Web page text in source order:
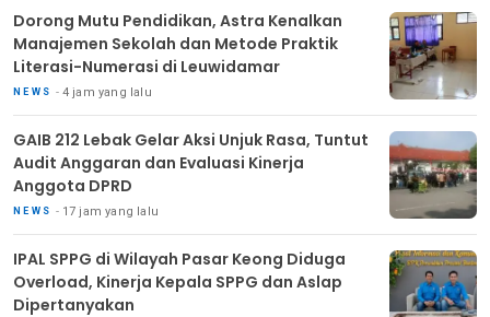
Dorong Mutu Pendidikan, Astra Kenalkan
Manajemen Sekolah dan Metode Praktik
Literasi-Numerasi di Leuwidamar
NEWS 4 jam yang lalu
GAIB 212 Lebak Gelar Aksi Unjuk Rasa, Tuntut
Audit Anggaran dan Evaluasi Kinerja
Anggota DPRD
NEWS 17 jam yang lalu
IPAL SPPG di Wilayah Pasar Keong Diduga
Overload, Kinerja Kepala SPPG dan Aslap
Dipertanyakan